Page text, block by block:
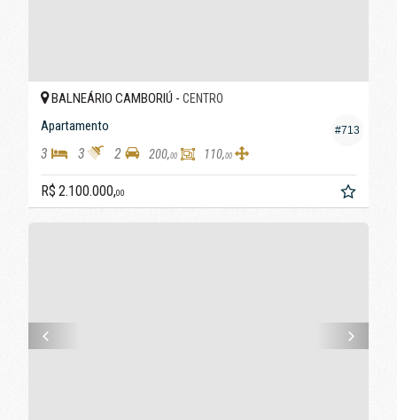
#713
BALNEÁRIO CAMBORIÚ - CENTRO
Apartamento
3 3 2 200,00 110,00
R$ 2.100.000,00